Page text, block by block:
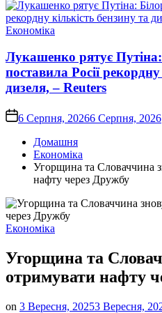
Опублікувати
Економіка
Лукашенко рятує
поставила Росії
дизеля, – Reuters
on6 Серпня, 20266 Серпня, 2026
Домашня
Економіка
Угорщина та Словаччина
нафту через Дружбу
Опублікувати
Економіка
Угорщина та
отримувати нафту
on 3 Вересня, 20253 Вересня,